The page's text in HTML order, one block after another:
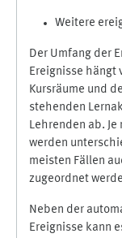
Weitere
Der Umfang der
Ereignisse hängt
Kursräume und
stehenden
Lehrenden ab.
werden
meisten Fällen
zugeordnet
Neben der
Ereignisse kann